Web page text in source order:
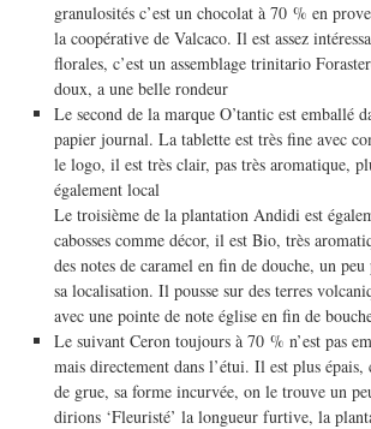
granulosités c’est un chocolat à 70 % en
la coopérative de Valcaco. Il est assez
florales, c’est un assemblage trinitario
doux, a une belle rondeur
Le second de la marque O’tantic est emballé
papier journal. La tablette est très fine avec
le logo, il est très clair, pas très aromatique,
également local
Le troisième de la plantation Andidi est
cabosses comme décor, il est Bio, très
des notes de caramel en fin de douche, un
sa localisation. Il pousse sur des terres
avec une pointe de note église en fin de
Le suivant Ceron toujours à 70 % n’est pas
mais directement dans l’étui. Il est plus
de grue, sa forme incurvée, on le trouve un
dirions ‘Fleuristé’ la longueur furtive, la